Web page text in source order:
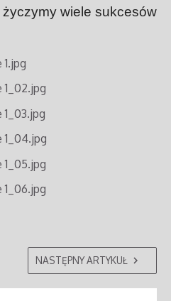
wiele sukcesów
NASTĘPNY ARTYKUŁ